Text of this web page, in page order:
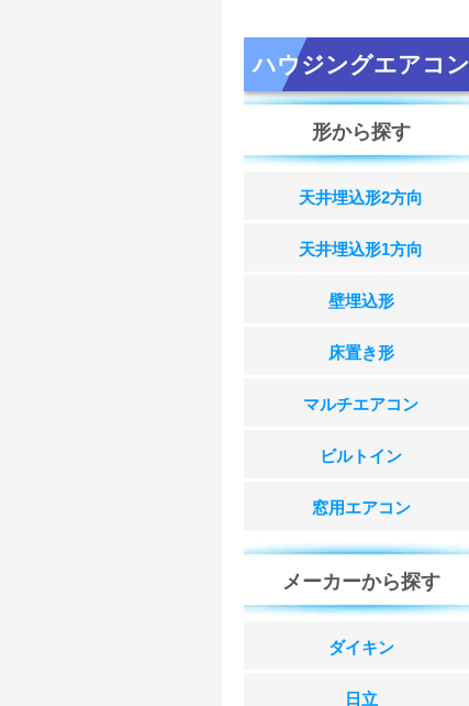
ハウジングエアコン
形から探す
天井埋込形2方向
天井埋込形1方向
壁埋込形
床置き形
マルチエアコン
ビルトイン
窓用エアコン
メーカーから探す
ダイキン
日立